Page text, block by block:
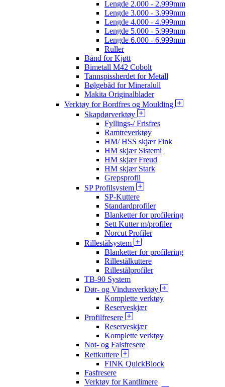
Lengde 2.000 - 2.999mm
Lengde 3.000 - 3.999mm
Lengde 4.000 - 4.999mm
Lengde 5.000 - 5.999mm
Lengde 6.000 - 6.999mm
Ruller
Bånd for Kjøtt
Bimetall M42 Cobolt
Tannspissherdet for Metall
Bølgebåd for Mineralull
Makita Originalblader
Verktøy for Bordfres og Moulding
Skapdørverktøy
Fyllings-/ Frisfres
Ramtreverktøy
HM/ HSS skjær Fink
HM skjær Sistemi
HM skjær Freud
HM skjær Stark
Grepsprofil
SP Profilsystem
SP-Kuttere
Standardprofiler
Blanketter for profilering
Sett Kutter m/profiler
Norcut Profiler
Rillestålsystem
Blanketter for profilering
Rillestålkuttere
Rillestålprofiler
TB-90 System
Dør- og Vindusverktøy
Komplette verktøy
Reserveskjær
Profilfresere
Reserveskjær
Komplette verktøy
Not- og Falsfresere
Rettkuttere
FINK QuickBlock
Fasfresere
Verktøy for Kantlimere